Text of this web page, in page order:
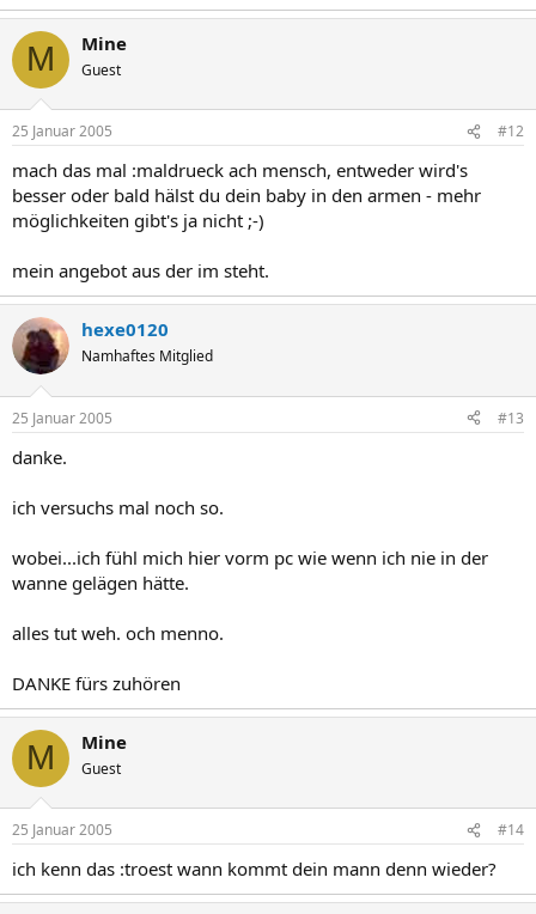
M Mine
Guest
25 Januar 2005 #12
mach das mal :maldrueck ach mensch, entweder wird's
besser oder bald hälst du dein baby in den armen - mehr
möglichkeiten gibt's ja nicht ;-)
mein angebot aus der im steht.
hexe0120
Namhaftes Mitglied
25 Januar 2005 #13
danke.
ich versuchs mal noch so.
wobei...ich fühl mich hier vorm pc wie wenn ich nie in der
wanne gelägen hätte.
alles tut weh. och menno.
DANKE fürs zuhören
M Mine
Guest
25 Januar 2005 #14
ich kenn das :troest wann kommt dein mann denn wieder?